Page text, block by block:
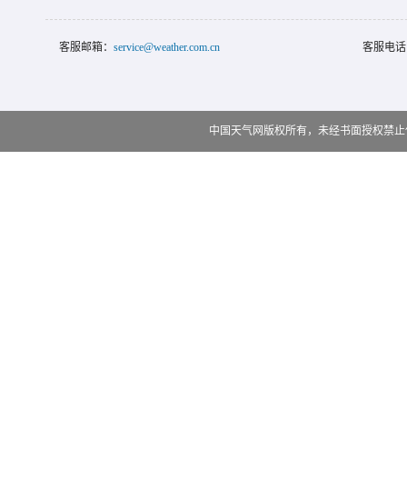
客服邮箱： service@weather.com.cn 客服电
中国天气网版权所有，未经书面授权